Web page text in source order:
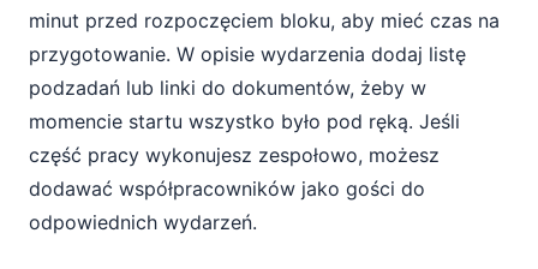
minut przed rozpoczęciem bloku, aby mieć czas na
przygotowanie. W opisie wydarzenia dodaj listę
podzadań lub linki do dokumentów, żeby w
momencie startu wszystko było pod ręką. Jeśli
część pracy wykonujesz zespołowo, możesz
dodawać współpracowników jako gości do
odpowiednich wydarzeń.